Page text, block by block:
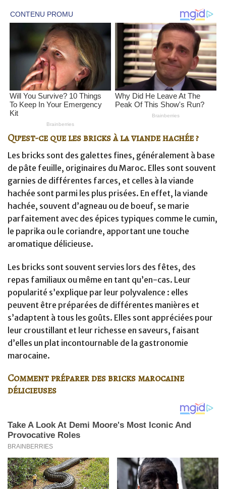
Qu’est-ce que les bricks à la viande hachée ?
Les bricks sont des galettes fines, généralement à base
de pâte feuille, originaires du Maroc. Elles sont souvent
garnies de différentes farces, et celles à la viande
hachée sont parmi les plus prisées. En effet, la viande
hachée, souvent d’agneau ou de boeuf, se marie
parfaitement avec des épices typiques comme le cumin,
le paprika ou le coriandre, apportant une touche
aromatique délicieuse.
Les bricks sont souvent servies lors des fêtes, des
repas familiaux ou même en tant qu’en-cas. Leur
popularité s’explique par leur polyvalence : elles
peuvent être préparées de différentes manières et
s’adaptent à tous les goûts. Elles sont appréciées pour
leur croustillant et leur richesse en saveurs, faisant
d’elles un plat incontournable de la gastronomie
marocaine.
Comment préparer des bricks marocaine
délicieuses